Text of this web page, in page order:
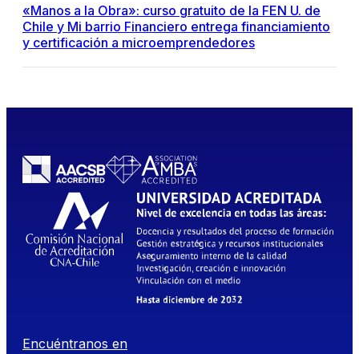
«Manos a la Obra»: curso gratuito de la FEN U. de
Chile y Mi barrio Financiero entrega financiamiento
y certificación a microemprendedores
Encuéntranos en